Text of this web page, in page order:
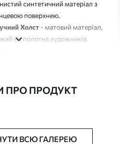
синтетичний матеріал з
поверхнею.
Холст - матовий матеріал,
на полотна художників.
додати лакове покриття.
ПРО ПРОДУКТ
ВСЮ ГАЛЕРЕЮ